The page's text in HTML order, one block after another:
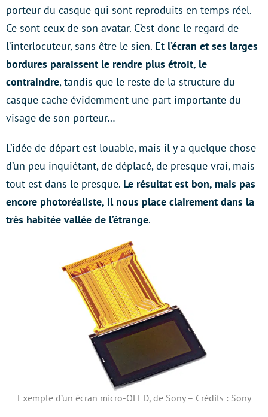
porteur du casque qui sont reproduits en temps réel.
Ce sont ceux de son avatar. C’est donc le regard de
l’interlocuteur, sans être le sien. Et l’écran et ses larges
bordures paraissent le rendre plus étroit, le
contraindre, tandis que le reste de la structure du
casque cache évidemment une part importante du
visage de son porteur…
L’idée de départ est louable, mais il y a quelque chose
d’un peu inquiétant, de déplacé, de presque vrai, mais
tout est dans le presque. Le résultat est bon, mais pas
encore photoréaliste, il nous place clairement dans la
très habitée vallée de l’étrange.
Exemple d’un écran micro-OLED, de Sony – Crédits : Sony